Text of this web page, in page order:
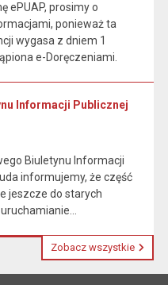
ePUAP, prosimy o
ponieważ ta
wygasa z dniem 1
e-Doręczeniami.
Informacji Publicznej
Biuletynu Informacji
informujemy, że część
jeszcze do starych
Zobacz wszystkie